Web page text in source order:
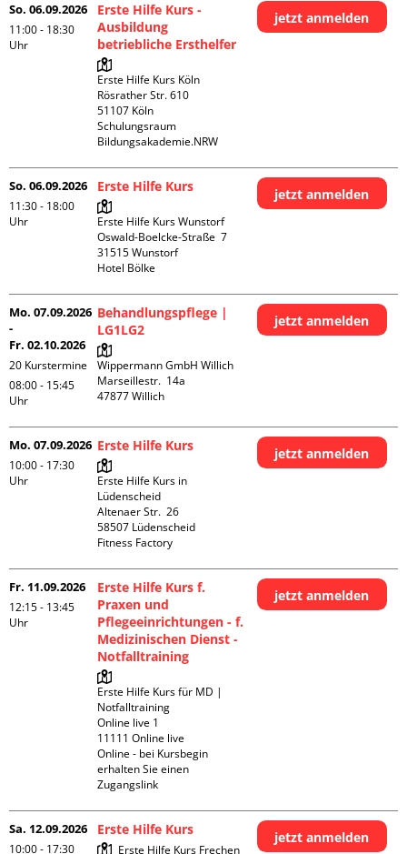
So. 06.09.2026
11:00 - 18:30
Uhr
Erste Hilfe Kurs -
Ausbildung
betriebliche Ersthelfer
Erste Hilfe Kurs Köln
Rösrather Str. 610
51107 Köln
Schulungsraum
Bildungsakademie.NRW
jetzt anmelden
So. 06.09.2026
11:30 - 18:00
Uhr
Erste Hilfe Kurs
Erste Hilfe Kurs Wunstorf
Oswald-Boelcke-Straße  7
31515 Wunstorf
Hotel Bölke
jetzt anmelden
Mo. 07.09.2026
-
Fr. 02.10.2026
20 Kurstermine
08:00 - 15:45
Uhr
Behandlungspflege |
LG1LG2
Wippermann GmbH Willich
Marseillestr.  14a
jetzt anmelden
Mo. 07.09.2026
10:00 - 17:30
Uhr
Erste Hilfe Kurs
Erste Hilfe Kurs in
Lüdenscheid
Altenaer Str.  26
58507 Lüdenscheid
Fitness Factory
jetzt anmelden
Fr. 11.09.2026
12:15 - 13:45
Uhr
Erste Hilfe Kurs f.
Praxen und
Pflegeeinrichtungen - f.
Medizinischen Dienst -
Notfalltraining
Erste Hilfe Kurs für MD |
Notfalltraining
Online live 1
11111 Online live
Online - bei Kursbegin
erhalten Sie einen
Zugangslink
jetzt anmelden
Sa. 12.09.2026
10:00 - 17:30
Erste Hilfe Kurs
Erste Hilfe Kurs Frechen
jetzt anmelden